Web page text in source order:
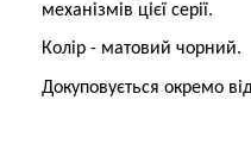
механізмів цієї серії.
Колір - матовий чорний.
Докуповується окремо